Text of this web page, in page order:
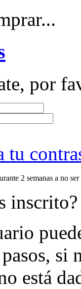
por
tu
2 semanas a no
inscrito?
si
está